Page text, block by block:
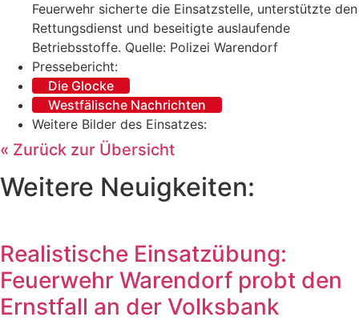
Feuerwehr sicherte die Einsatzstelle, unterstützte den
Rettungsdienst und beseitigte auslaufende
Betriebsstoffe. Quelle: Polizei Warendorf
Pressebericht:
Die Glocke
Westfälische Nachrichten
Weitere Bilder des Einsatzes:
« Zurück zur Übersicht
Weitere Neuigkeiten:
Realistische Einsatzübung:
Feuerwehr Warendorf probt den
Ernstfall an der Volksbank